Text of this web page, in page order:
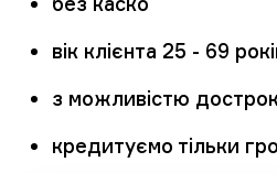
вік клієнта 25 - 69
з можливістю
кредитуємо тільки